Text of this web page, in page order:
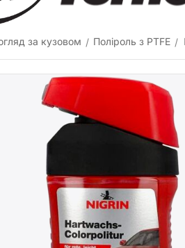
за кузовом / Поліроль з PTFE /